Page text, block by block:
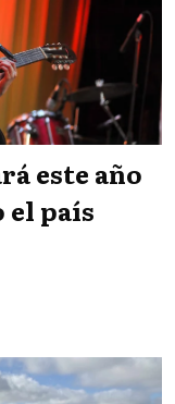
este año
el país